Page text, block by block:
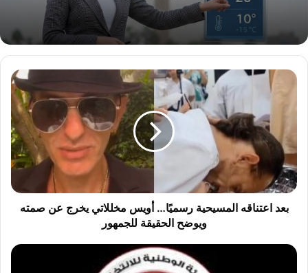
ب
ع
ع
ت
ن
ا
ق
م
بعد اعتناقه المسيحية رسميًا… أويس مخللاتي يخرج عن صمته
ويوضح الحقيقة للجمهور
ا